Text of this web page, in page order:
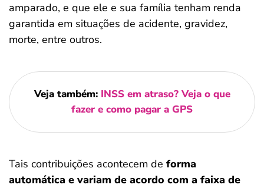
amparado, e que ele e sua família tenham renda
garantida em situações de acidente, gravidez,
morte, entre outros.
Veja também: INSS em atraso? Veja o que
fazer e como pagar a GPS
Tais contribuições acontecem de forma
automática e variam de acordo com a faixa de